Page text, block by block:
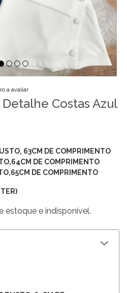
a avaliar
Costas Azul
63CM DE COMPRIMENTO
DE COMPRIMENTO
DE COMPRIMENTO
estoque e indisponível.